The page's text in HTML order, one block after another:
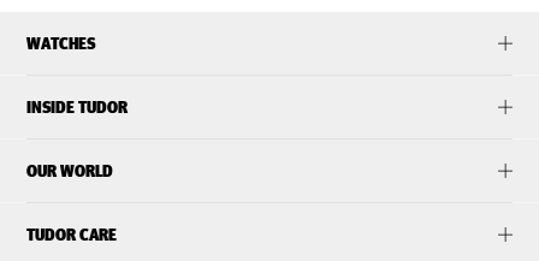
WATCHES
INSIDE TUDOR
OUR WORLD
TUDOR CARE